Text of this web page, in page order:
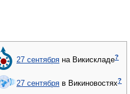
27 сентября на Викискладе?
27 сентября в Викиновостях?